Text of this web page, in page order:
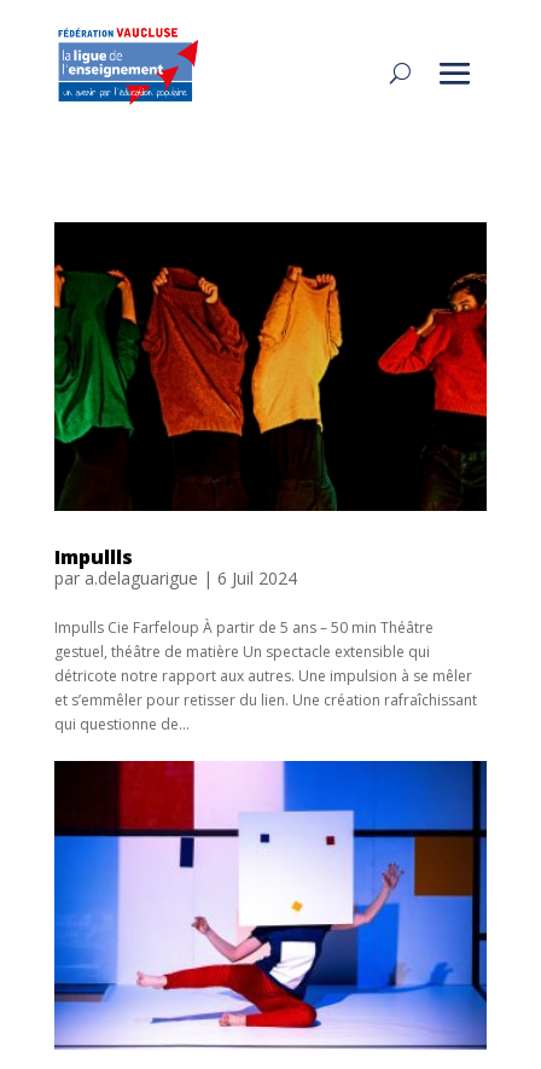
Impullls
par a.delaguarigue | 6 Juil 2024
Impulls Cie Farfeloup À partir de 5 ans – 50 min Théâtre
gestuel, théâtre de matière Un spectacle extensible qui
détricote notre rapport aux autres. Une impulsion à se mêler
et s’emmêler pour retisser du lien. Une création rafraîchissant
qui questionne de...